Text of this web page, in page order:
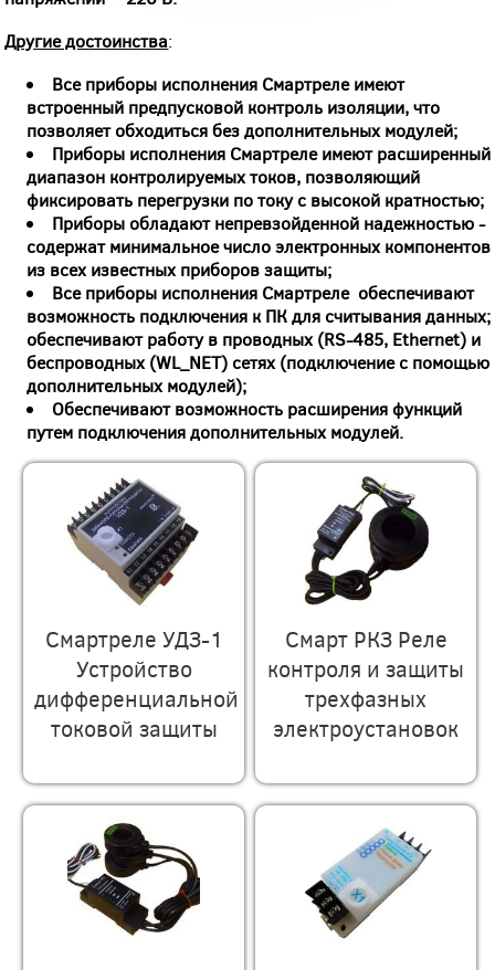
Другие достоинства:
Все приборы исполнения Смартреле имеют
встроенный предпусковой контроль изоляции, что
позволяет обходиться без дополнительных модулей;
Приборы исполнения Смартреле имеют расширенный
диапазон контролируемых токов, позволяющий
фиксировать перегрузки по току с высокой кратностью;
Приборы обладают непревзойденной надежностью -
содержат минимальное число электронных компонентов
из всех известных приборов защиты;
Все приборы исполнения Смартреле обеспечивают
возможность подключения к ПК для считывания данных;
обеспечивают работу в проводных (RS-485, Ethernet) и
беспроводных (WL_NET) сетях (подключение с помощью
дополнительных модулей);
Обеспечивают возможность расширения функций
путем подключения дополнительных модулей.
Смартреле УДЗ-1
Устройство
дифференциальной
токовой защиты
Смарт РКЗ Реле
контроля и защиты
трехфазных
электроустановок